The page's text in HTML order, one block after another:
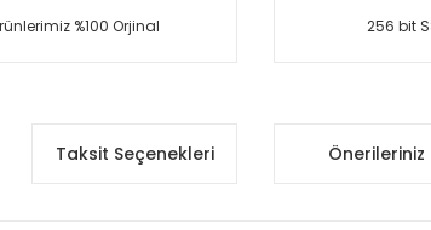
%100 Orjinal 256 bit
Taksit Seçenekleri Önerileriniz